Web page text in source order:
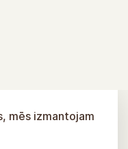
mēs izmantojam